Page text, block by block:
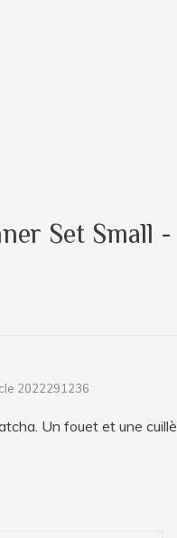
Set Small
2022291236
Un fouet et une